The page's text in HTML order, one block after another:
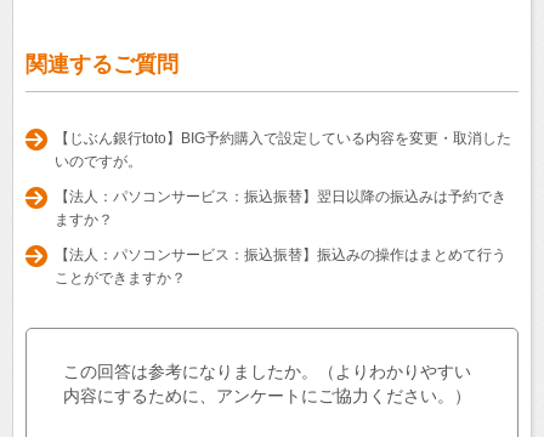
関連するご質問
【じぶん銀行toto】BIG予約購入で設定している内容を変更・取消した
いのですが。
【法人：パソコンサービス：振込振替】翌日以降の振込みは予約でき
ますか？
【法人：パソコンサービス：振込振替】振込みの操作はまとめて行う
ことができますか？
この回答は参考になりましたか。（よりわかりやすい
内容にするために、アンケートにご協力ください。）